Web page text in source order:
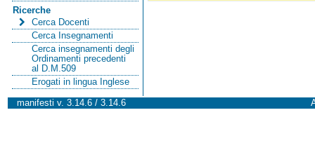
Ricerche
Cerca Docenti
Cerca Insegnamenti
Cerca insegnamenti degli
Ordinamenti precedenti
al D.M.509
Erogati in lingua Inglese
manifesti v. 3.14.6 / 3.14.6